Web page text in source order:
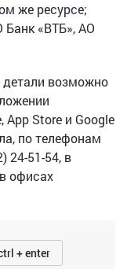
же ресурсе;
Банк «ВТБ», АО
детали возможно
App Store и Google
по телефонам
24-51-54, в
офисах
+ enter